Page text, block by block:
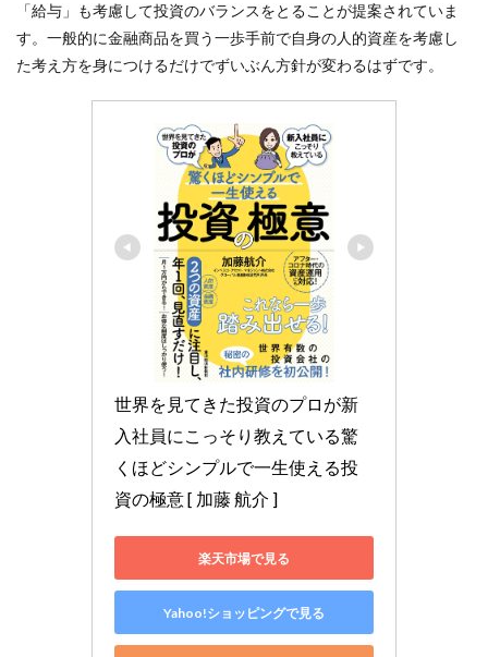
「給与」も考慮して投資のバランスをとることが提案されていま
す。一般的に金融商品を買う一歩手前で自身の人的資産を考慮し
た考え方を身につけるだけでずいぶん方針が変わるはずです。
世界を見てきた投資のプロが新
入社員にこっそり教えている驚
くほどシンプルで一生使える投
資の極意 [ 加藤 航介 ]
楽天市場で見る
Yahoo!ショッピングで見る